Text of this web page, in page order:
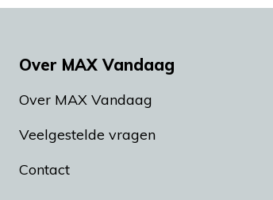
Over MAX Vandaag
Over MAX Vandaag
Veelgestelde vragen
Contact